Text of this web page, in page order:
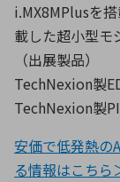
i.MX8MPlusを
載した超小型モ
（出展製品）
TechNexion製
TechNexion製
安価で低発熱の
る情報はこちら